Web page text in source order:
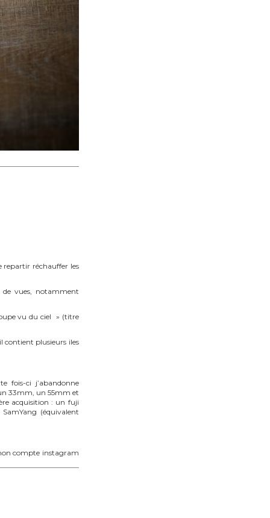
repartir réchauffer les
de vues, notamment
vu du ciel » (titre
contient plusieurs iles
fois-ci j’abandonne
33mm, un 55mm et
acquisition : un fuji
(équivalent
compte instagram